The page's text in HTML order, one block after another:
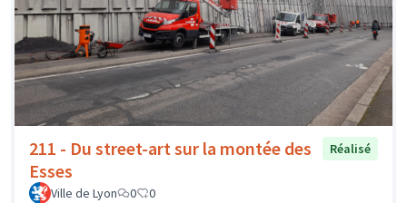
211 - Du street-art sur la montée des
Esses
Réalisé
Ville de Lyon 0 0